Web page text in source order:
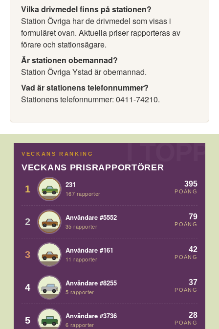
Vilka drivmedel finns på stationen?
Station Övriga har de drivmedel som visas i
formuläret ovan. Aktuella priser rapporteras av
förare och stationsägare.
Är stationen obemannad?
Station Övriga Ystad är obemannad.
Vad är stationens telefonnummer?
Stationens telefonnummer: 0411-74210.
VECKANS RANKING
VECKANS PRISRAPPORTÖRER
1 231
167 rapporter
395
POÄNG
2 Användare #5552
35 rapporter
79
POÄNG
3 Användare #161
11 rapporter
42
POÄNG
4 Användare #8255
5 rapporter
37
POÄNG
5 Användare #3736
6 rapporter
28
POÄNG